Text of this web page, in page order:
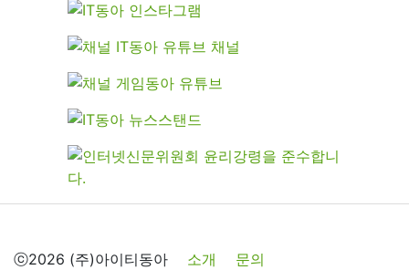
ⓒ2026 (주)아이티동아 소개
문의